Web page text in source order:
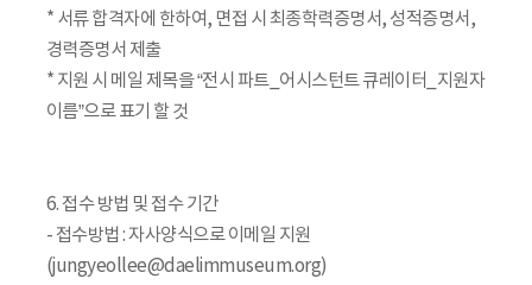
* 서류 합격자에 한하여, 면접 시 최종학력증명서, 성적증명서,
경력증명서 제출
* 지원 시 메일 제목을 “전시 파트_어시스턴트 큐레이터_지원자
이름”으로 표기 할 것
6. 접수 방법 및 접수 기간
- 접수방법 : 자사양식으로 이메일 지원
(jungyeollee@daelimmuseum.org)